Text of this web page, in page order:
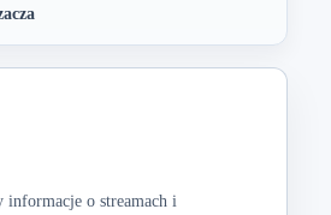
informacje o streamach i